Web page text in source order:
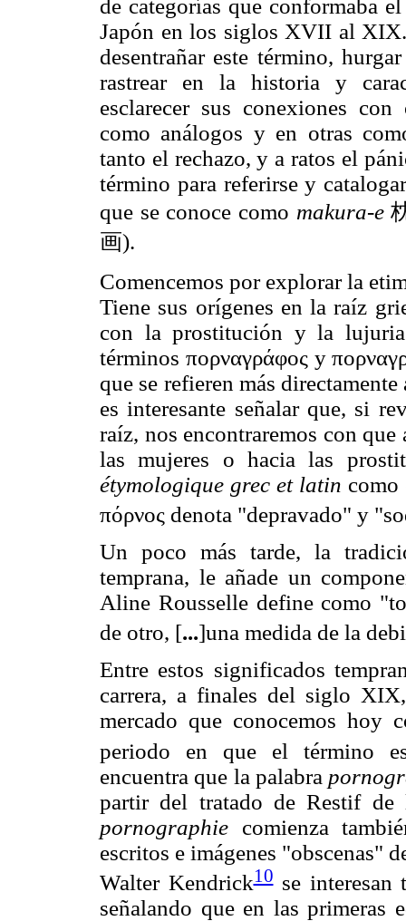
de categorías que conformaba
Japón en los siglos XVII al
desentrañar este término,
rastrear en la historia y
esclarecer sus conexiones
como análogos y en otras
tanto el rechazo, y a ratos el
término para referirse y
que se conoce como makura-e
画).
Comencemos por explorar la
Tiene sus orígenes en la raíz
con la prostitución y la
términos πορναγράφος y
que se refieren más
es interesante señalar que, si
raíz, nos encontraremos con que
las mujeres o hacia las
étymologique grec et latin
πόρνος denota "depravado" y
Un poco más tarde, la
temprana, le añade un
Aline Rousselle define como
de otro, [...]una medida de la
Entre estos significados
carrera, a finales del siglo
mercado que conocemos hoy
periodo en que el término
encuentra que la palabra
partir del tratado de Restif
pornographie comienza
escritos e imágenes "obscenas"
Walter Kendrick10se interesan
señalando que en las primeras